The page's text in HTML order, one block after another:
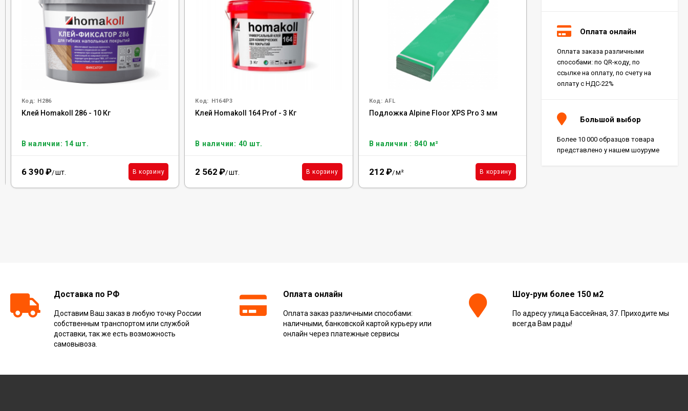
Код: H286
Клей Homakoll 286 - 10 Кг
В наличии: 14 шт.
6 390 ₽/шт. В корзину
Код: H164P3
Клей Homakoll 164 Prof - 3 Кг
В наличии: 40 шт.
2 562 ₽/шт. В корзину
Код: AFL
Подложка Alpine Floor XPS Pro 3 мм
В наличии : 840 м²
212 ₽/м² В корзину
Клей Kesto 2 Plus 4 Кг
В наличии: 88 шт.
Оплата онлайн
Оплата заказа различными
способами: по QR-коду, по
ссылке на оплату, по счету на
оплату с НДС-22%
Большой выбор
Более 10 000 образцов товара
представлено у нашем шоуруме
Доставка по РФ
Доставим Ваш заказ в любую точку России
собственным транспортом или службой
доставки, так же есть возможность
самовывоза.
Оплата онлайн
Оплата заказ различными способами:
наличными, банковской картой курьеру или
онлайн через платежные сервисы
Шоу-рум более 150 м2
По адресу улица Бассейная, 37. Приходите мы
всегда Вам рады!